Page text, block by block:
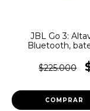
JBL Go 3:
Bluetooth,
$225.000